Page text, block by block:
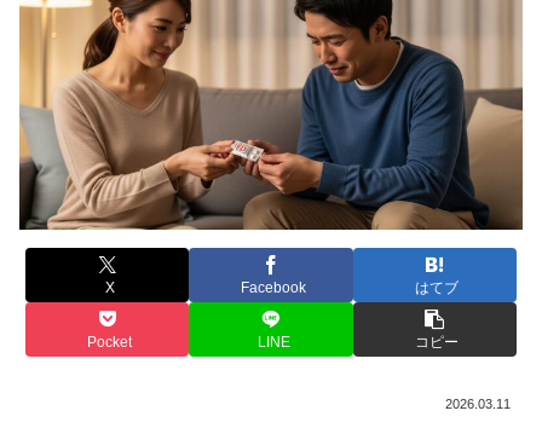
X Facebook はてブ
Pocket LINE コピー
2026.03.11